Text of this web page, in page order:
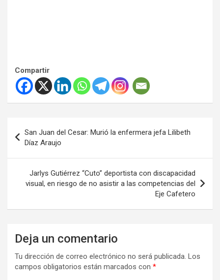
Compartir
de
entradas
San Juan del Cesar: Murió la enfermera jefa Lilibeth
Díaz Araujo
Jarlys Gutiérrez “Cuto” deportista con discapacidad
visual, en riesgo de no asistir a las competencias del
Eje Cafetero
Deja un comentario
Tu dirección de correo electrónico no será publicada. Los
campos obligatorios están marcados con *